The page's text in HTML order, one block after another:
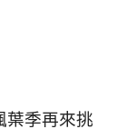
葉季再來挑